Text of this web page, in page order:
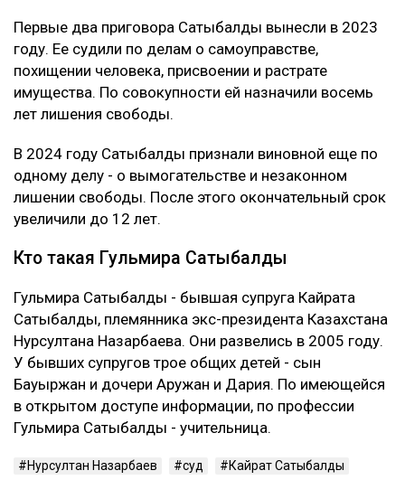
Первые два приговора Сатыбалды вынесли в 2023
году. Ее судили по делам о самоуправстве,
похищении человека, присвоении и растрате
имущества. По совокупности ей назначили восемь
лет лишения свободы.
В 2024 году Сатыбалды признали виновной еще по
одному делу - о вымогательстве и незаконном
лишении свободы. После этого окончательный срок
увеличили до 12 лет.
Кто такая Гульмира Сатыбалды
Гульмира Сатыбалды - бывшая супруга Кайрата
Сатыбалды, племянника экс-президента Казахстана
Нурсултана Назарбаева. Они развелись в 2005 году.
У бывших супругов трое общих детей - сын
Бауыржан и дочери Аружан и Дария. По имеющейся
в открытом доступе информации, по профессии
Гульмира Сатыбалды - учительница.
Нурсултан Назарбаев суд
Кайрат Сатыбалды